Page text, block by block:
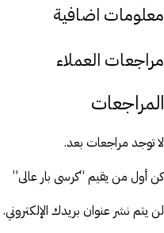
معلومات اضافية
مراجعات العملاء
المراجعات
لا توجد مراجعات بعد.
كن أول من يقيم “كرسى بار عالى”
لن يتم نشر عنوان بريدك الإلكتروني.